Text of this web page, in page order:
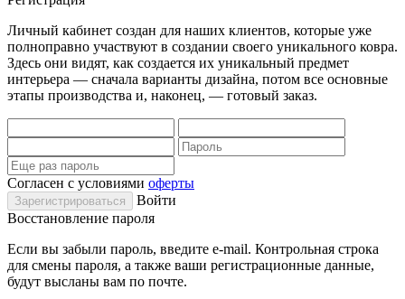
Личный кабинет создан для наших клиентов, которые уже
полноправно участвуют в создании своего уникального ковра.
Здесь они видят, как создается их уникальный предмет
интерьера — сначала варианты дизайна, потом все основные
этапы производства и, наконец, — готовый заказ.
Согласен с условиями оферты
Войти
Восстановление пароля
Если вы забыли пароль, введите e-mail. Контрольная строка
для смены пароля, а также ваши регистрационные данные,
будут высланы вам по почте.